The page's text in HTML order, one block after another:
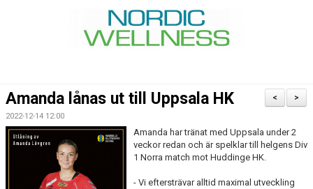
TRUPPEN
BILDGALLERI
DOKUMENT
>
<
Amanda lånas ut till Uppsala HK
2022-12-14 12:00
Amanda har tränat med Uppsala under 2
veckor redan och är spelklar till helgens Div
1 Norra match mot Huddinge HK.
- Vi eftersträvar alltid maximal utveckling